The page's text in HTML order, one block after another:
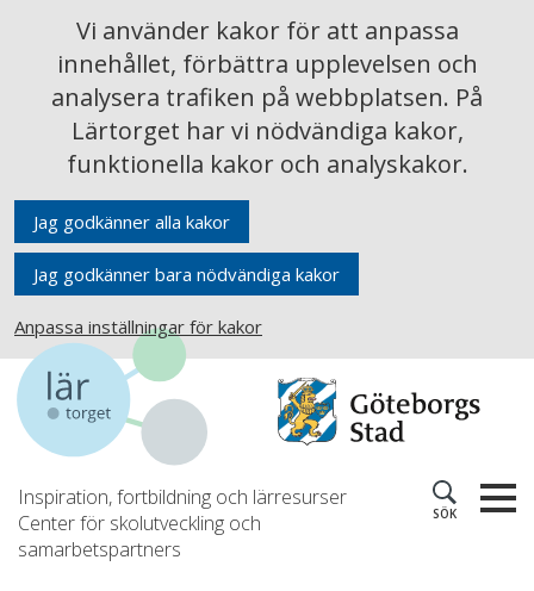
Vi använder kakor för att anpassa
innehållet, förbättra upplevelsen och
analysera trafiken på webbplatsen. På
Lärtorget har vi nödvändiga kakor,
funktionella kakor och analyskakor.
Jag godkänner alla kakor
Jag godkänner bara nödvändiga kakor
Anpassa inställningar för kakor
Inspiration, fortbildning och lärresurser
Center för skolutveckling och
samarbetspartners
SÖK